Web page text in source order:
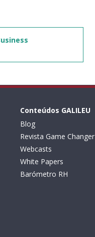
Conteúdos GALILEU
Blog
Revista Game Changer
Webcasts
White Papers
Barómetro RH